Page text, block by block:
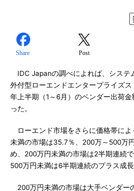
Share Post
IDC Japanの調べによれば、システ
外付型ローエンドエンタープライズ
年上半期（1～6月）のベンダー出荷
った。
ローエンド市場をさらに価格帯によ
未満の市場は35.7％、200万～500万
め、200万円未満の市場は2半期連続
500万円未満は6半期連続のプラス成長
200万円未満の市場は大手ベンダー